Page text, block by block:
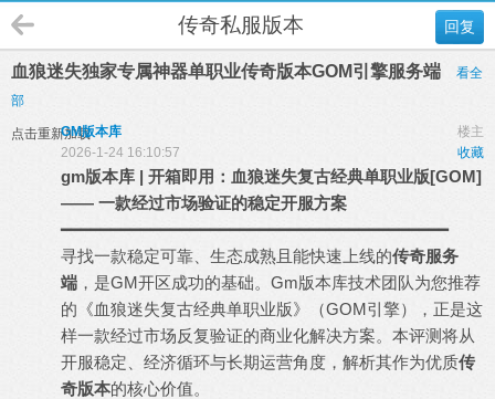
回复
传奇私服版本
血狼迷失独家专属神器单职业传奇版本GOM引擎服务端
看全
部
点击重新加载 楼主
GM版本库
收藏
2026-1-24 16:10:57
gm版本库 | 开箱即用：血狼迷失复古经典单职业版[GOM]
—— 一款经过市场验证的稳定开服方案
━━━━━━━━━━━━━━━━━━━━━━━━━━━━━━━━━━━━━━━
寻找一款稳定可靠、生态成熟且能快速上线的传奇服务
端 ，是GM开区成功的基础。Gm版本库技术团队为您推荐
的《血狼迷失复古经典单职业版》（GOM引擎），正是这
样一款经过市场反复验证的商业化解决方案。本评测将从
开服稳定、经济循环与长期运营角度，解析其作为优质传
奇版本的核心价值。